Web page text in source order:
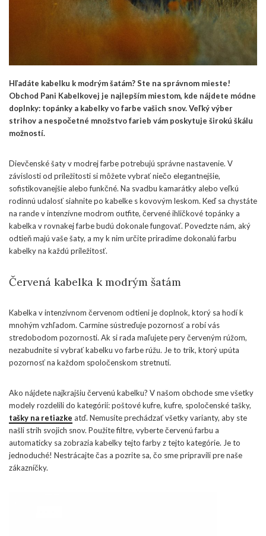
Hľadáte kabelku k modrým šatám? Ste na správnom mieste!
Obchod Pani Kabelkovej je najlepším miestom, kde nájdete módne
doplnky: topánky a kabelky vo farbe vašich snov. Veľký výber
strihov a nespočetné množstvo farieb vám poskytuje širokú škálu
možností.
Dievčenské šaty v modrej farbe potrebujú správne nastavenie. V
závislosti od príležitosti si môžete vybrať niečo elegantnejšie,
sofistikovanejšie alebo funkčné. Na svadbu kamarátky alebo veľkú
rodinnú udalosť siahnite po kabelke s kovovým leskom. Keď sa chystáte
na rande v intenzívne modrom outfite, červené ihličkové topánky a
kabelka v rovnakej farbe budú dokonale fungovať. Povedzte nám, aký
odtieň majú vaše šaty, a my k nim určite priradíme dokonalú farbu
kabelky na každú príležitosť.
Červená kabelka k modrým šatám
Kabelka v intenzívnom červenom odtieni je doplnok, ktorý sa hodí k
mnohým vzhľadom. Carmine sústreďuje pozornosť a robí vás
stredobodom pozornosti. Ak si rada maľujete pery červeným rúžom,
nezabudnite si vybrať kabelku vo farbe rúžu. Je to trik, ktorý upúta
pozornosť na každom spoločenskom stretnutí.
Ako nájdete najkrajšiu červenú kabelku? V našom obchode sme všetky
modely rozdelili do kategórií: poštové kufre, kufre, spoločenské tašky,
tašky na retiazke atď. Nemusíte prechádzať všetky varianty, aby ste
našli strih svojich snov. Použite filtre, vyberte červenú farbu a
automaticky sa zobrazia kabelky tejto farby z tejto kategórie. Je to
jednoduché! Nestrácajte čas a pozrite sa, čo sme pripravili pre naše
zákazníčky.